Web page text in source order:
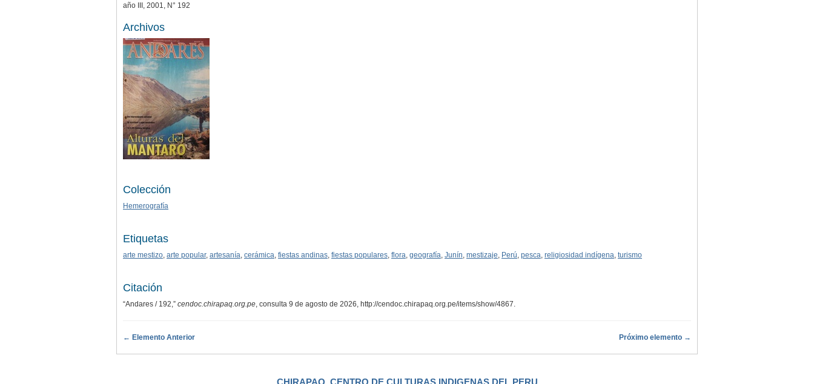
año III, 2001, N° 192
Archivos
Colección
Hemerografía
Etiquetas
arte mestizo arte popular, artesanía cerámica fiestas andinas fiestas populares flora geografía Junín mestizaje Perú pesca religiosidad indígena turismo
Citación
“Andares / 192,” cendoc.chirapaq.org.pe , consulta 9 de agosto de 2026, http://cendoc.chirapaq.org.pe/items/show/4867
← Elemento Anterior Próximo elemento →